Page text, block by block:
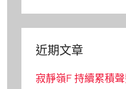
近期文章
寂靜嶺F 持續累積